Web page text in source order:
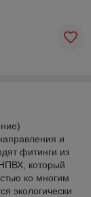
и
фитинги из
который
ко многим
экологически